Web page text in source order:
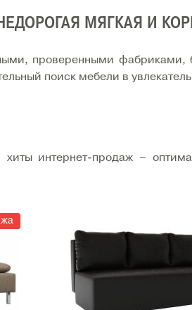
МЯГКАЯ И
проверенными фабриками,
поиск мебели в
интернет-продаж –